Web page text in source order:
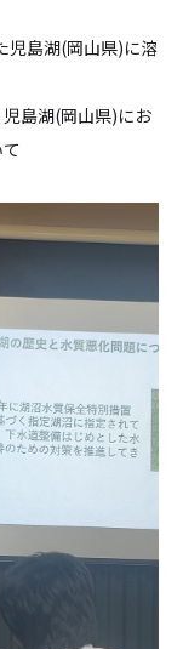
児島湖(岡山県)に溶
島湖(岡山県)にお